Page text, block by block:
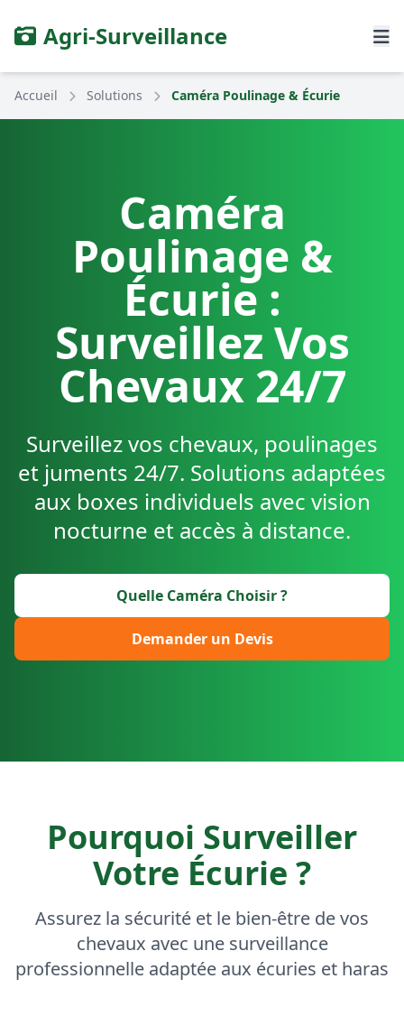
Agri-Surveillance
Accueil Solutions Caméra Poulinage & Écurie
Caméra
Poulinage &
Écurie :
Surveillez Vos
Chevaux 24/7
Surveillez vos chevaux, poulinages
et juments 24/7. Solutions adaptées
aux boxes individuels avec vision
nocturne et accès à distance.
Quelle Caméra Choisir ?
Demander un Devis
Pourquoi Surveiller
Votre Écurie ?
Assurez la sécurité et le bien-être de vos
chevaux avec une surveillance
professionnelle adaptée aux écuries et haras